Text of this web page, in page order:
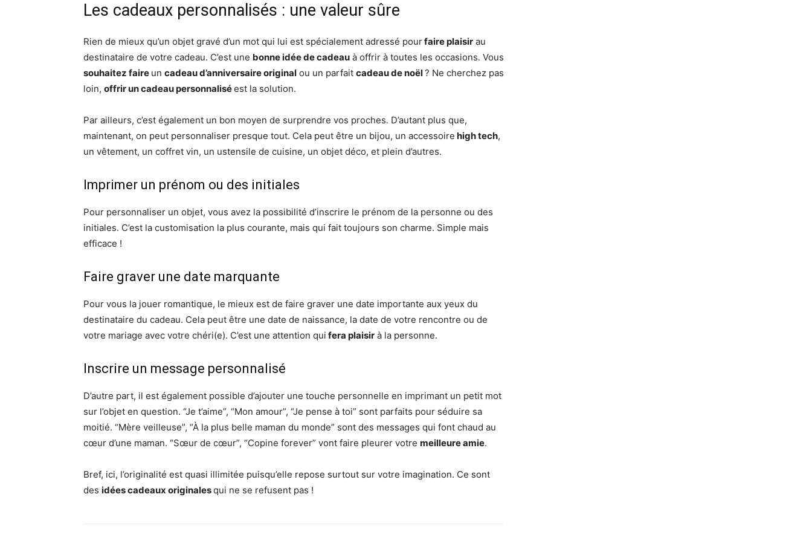
Les cadeaux personnalisés : une valeur sûre
Rien de mieux qu’un objet gravé d’un mot qui lui est spécialement adressé pourfaire plaisir au
destinataire de votre cadeau. C’est une bonne idée de cadeau à offrir à toutes les occasions. Vous
souhaitez faire un cadeau d’anniversaire original ou un parfait cadeau de noël? Ne cherchez pas
loin, offrir un cadeau personnaliséest la solution.
Par ailleurs, c’est également un bon moyen de surprendre vos proches. D’autant plus que,
maintenant, on peut personnaliser presque tout. Cela peut être un bijou, un accessoire high tech,
un vêtement, un coffret vin, un ustensile de cuisine, un objet déco, et plein d’autres.
Imprimer un prénom ou des initiales
Pour personnaliser un objet, vous avez la possibilité d’inscrire le prénom de la personne ou des
initiales. C’est la customisation la plus courante, mais qui fait toujours son charme. Simple mais
efficace !
Faire graver une date marquante
Pour vous la jouer romantique, le mieux est de faire graver une date importante aux yeux du
destinataire du cadeau. Cela peut être une date de naissance, la date de votre rencontre ou de
votre mariage avec votre chéri(e). C’est une attention qui fera plaisir à la personne.
Inscrire un message personnalisé
D’autre part, il est également possible d’ajouter une touche personnelle en imprimant un petit mot
sur l’objet en question. “Je t’aime”, “Mon amour”, “Je pense à toi” sont parfaits pour séduire sa
moitié. “Mère veilleuse”, “À la plus belle maman du monde” sont des messages qui font chaud au
cœur d’une maman. “Sœur de cœur”, “Copine forever” vont faire pleurer votre meilleure amie.
Bref, ici, l’originalité est quasi illimitée puisqu’elle repose surtout sur votre imagination. Ce sont
des idées cadeaux originalesqui ne se refusent pas !